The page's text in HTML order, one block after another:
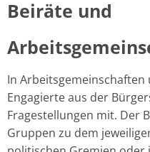
Beiräte und
In
Engagierte aus der
Fragestellungen mit. Der
Gruppen zu dem